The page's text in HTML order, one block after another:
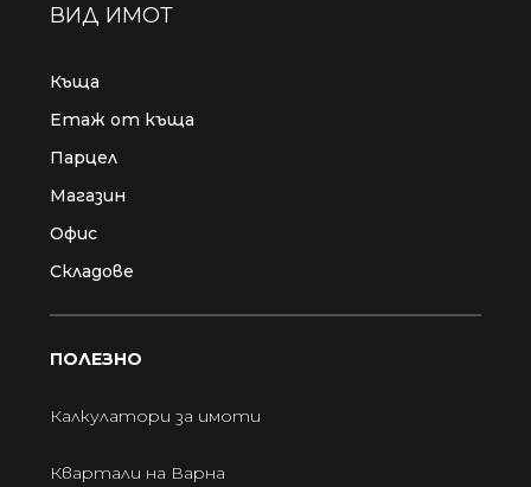
ВИД ИМОТ
Къща
Етаж от къща
Парцел
Магазин
Офис
Складове
ПОЛЕЗНО
Калкулатори за имоти
Квартали на Варна